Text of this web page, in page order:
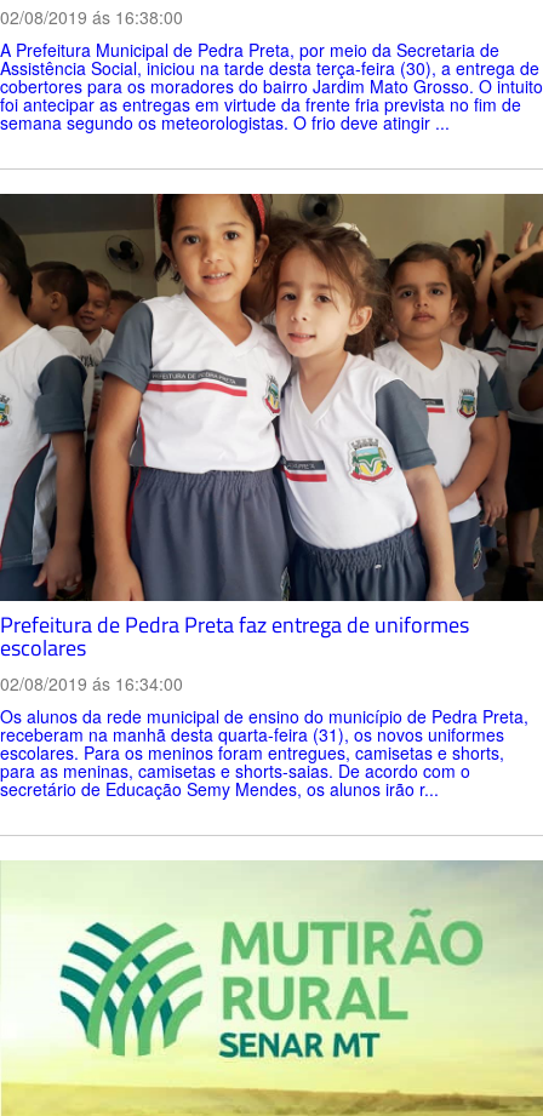
02/08/2019 ás 16:38:00
A Prefeitura Municipal de Pedra Preta, por meio da Secretaria de
Assistência Social, iniciou na tarde desta terça-feira (30), a entrega de
cobertores para os moradores do bairro Jardim Mato Grosso. O intuito
foi antecipar as entregas em virtude da frente fria prevista no fim de
semana segundo os meteorologistas. O frio deve atingir ...
Prefeitura de Pedra Preta faz entrega de uniformes
escolares
02/08/2019 ás 16:34:00
Os alunos da rede municipal de ensino do município de Pedra Preta,
receberam na manhã desta quarta-feira (31), os novos uniformes
escolares. Para os meninos foram entregues, camisetas e shorts,
para as meninas, camisetas e shorts-saias. De acordo com o
secretário de Educação Semy Mendes, os alunos irão r...